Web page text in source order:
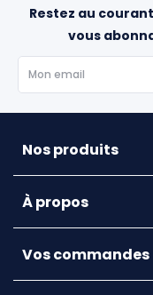
Restez au
vous
Nos produits
À propos
Vos commandes